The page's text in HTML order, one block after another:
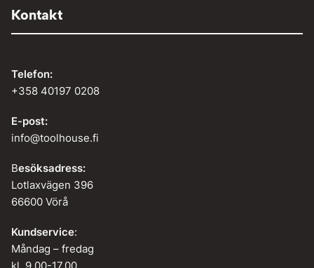
Kontakt
Telefon:
+358 40197 0208
E-post:
info@toolhouse.fi
Besöksadress:
Lotlaxvägen 396
66600 Vörå
Kundservice:
Måndag – fredag
kl. 9.00-17.00